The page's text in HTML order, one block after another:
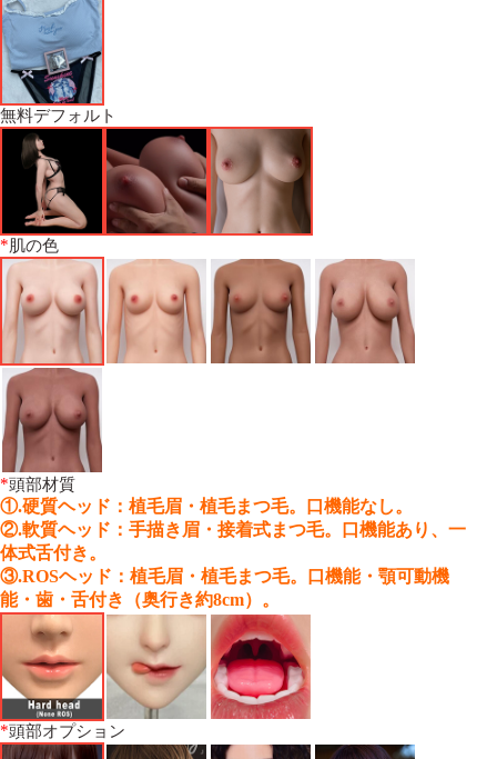
無料デフォルト
*肌の色
*頭部材質
①.硬質ヘッド：植毛眉・植毛まつ毛。口機能なし。
②.軟質ヘッド：手描き眉・接着式まつ毛。口機能あり、一
体式舌付き。
③.ROSヘッド：植毛眉・植毛まつ毛。口機能・顎可動機
能・歯・舌付き（奥行き約8cm）。
*頭部オプション